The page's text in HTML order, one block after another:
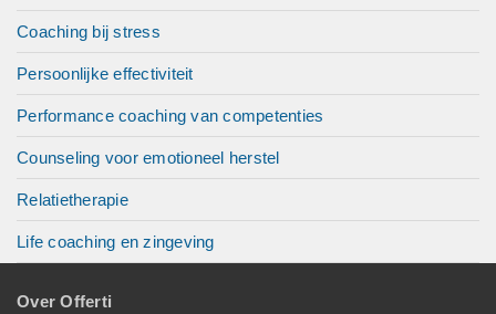
Coaching bij stress
Persoonlijke effectiviteit
Performance coaching van competenties
Counseling voor emotioneel herstel
Relatietherapie
Life coaching en zingeving
Over Offerti